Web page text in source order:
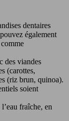
dentaires
également
des viandes
(carottes,
(riz brun, quinoa).
soient
fraîche, en